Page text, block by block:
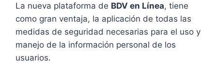
La nueva plataforma de BDV en Línea, tiene
como gran ventaja, la aplicación de todas las
medidas de seguridad necesarias para el uso y
manejo de la información personal de los
usuarios.